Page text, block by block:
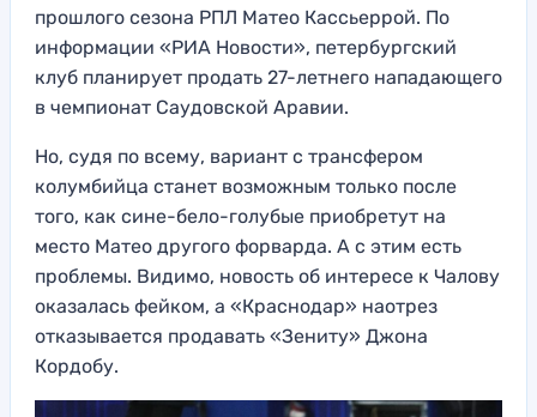
прошлого сезона РПЛ Матео Кассьеррой. По
информации «РИА Новости», петербургский
клуб планирует продать 27-летнего нападающего
в чемпионат Саудовской Аравии.
Но, судя по всему, вариант с трансфером
колумбийца станет возможным только после
того, как сине-бело-голубые приобретут на
место Матео другого форварда. А с этим есть
проблемы. Видимо, новость об интересе к Чалову
оказалась фейком, а «Краснодар» наотрез
отказывается продавать «Зениту» Джона
Кордобу.